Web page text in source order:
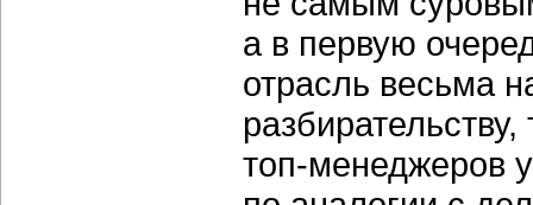
а в первую
отрасль весьма
топ-менеджеров